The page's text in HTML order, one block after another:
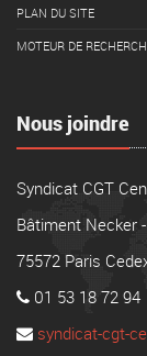
PLAN DU SITE
MOTEUR DE
Nous joindre
Syndicat CGT
Bâtiment Necker
75572 Paris
01 53 18 72 94
syndicat-cgt-